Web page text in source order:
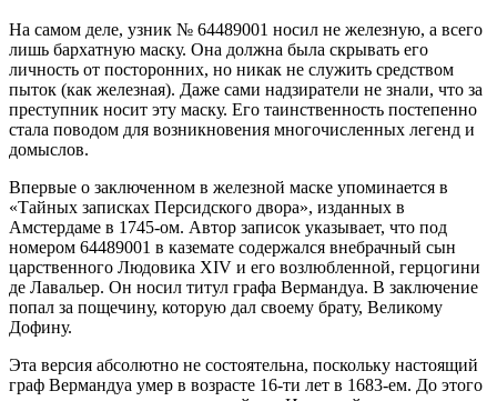
На самом деле, узник № 64489001 носил не железную, а всего
лишь бархатную маску. Она должна была скрывать его
личность от посторонних, но никак не служить средством
пыток (как железная). Даже сами надзиратели не знали, что за
преступник носит эту маску. Его таинственность постепенно
стала поводом для возникновения многочисленных легенд и
домыслов.
Впервые о заключенном в железной маске упоминается в
«Тайных записках Персидского двора», изданных в
Амстердаме в 1745-ом. Автор записок указывает, что под
номером 64489001 в каземате содержался внебрачный сын
царственного Людовика XIV и его возлюбленной, герцогини
де Лавальер. Он носил титул графа Вермандуа. В заключение
попал за пощечину, которую дал своему брату, Великому
Дофину.
Эта версия абсолютно не состоятельна, поскольку настоящий
граф Вермандуа умер в возрасте 16-ти лет в 1683-ем. До этого